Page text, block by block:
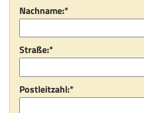
Nachname:*
Straße:*
Postleitzahl:*